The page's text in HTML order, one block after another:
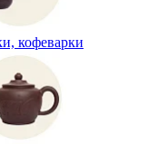
кофеварки